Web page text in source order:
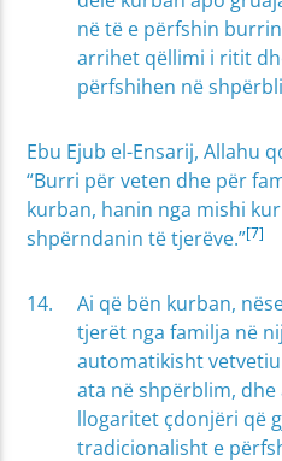
në të e përfshin
arrihet qëllimi i ritit
përfshihen në
Ebu Ejub el-Ensarij, Allahu
“Burri për veten dhe për
kurban, hanin nga mishi
shpërndanin të tjerëve.”[7]
Ai që bën kurban,
tjerët nga familja në
automatikisht
ata në shpërblim,
llogaritet çdonjëri që
tradicionalisht e